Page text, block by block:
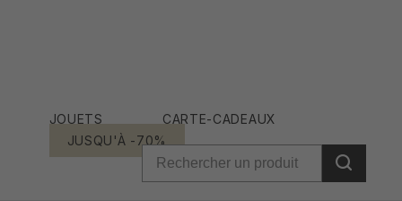
JOUETS
CARTE-CADEAUX
JUSQU'À -70%